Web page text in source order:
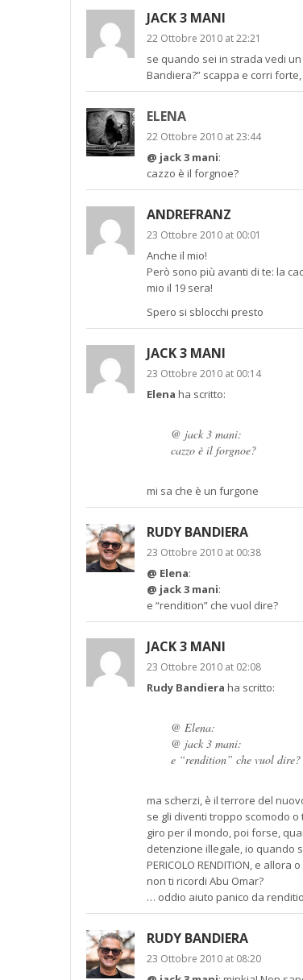
JACK 3 MANI
22 Ottobre 2010 at 22:21
se quando sei in strada vedi
Bandiera?” scappa e corri
ELENA
22 Ottobre 2010 at 23:44
@ jack 3 mani:
cazzo è il forgnoe?
ANDREFRANZ
23 Ottobre 2010 at 00:01
Anche il mio!
Però sono più avanti di te: la
mio il 19 sera!
Spero si sblocchi presto
JACK 3 MANI
23 Ottobre 2010 at 00:14
Elena ha scritto:
@ jack 3 mani:
cazzo è il forgnoe?
mi sa che è un furgone
RUDY BANDIERA
23 Ottobre 2010 at 00:38
@ Elena:
@ jack 3 mani:
e “rendition” che vuol dire?
JACK 3 MANI
23 Ottobre 2010 at 02:08
Rudy Bandiera ha scritto:
@ Elena:
@ jack 3 mani:
e “rendition” che vuol dire?
ma scherzi, è il terrore del
se gli diventi troppo scomodo
giro per il mondo, poi forse,
detenzione illegale, io quando
PERICOLO RENDITION, e
non ti ricordi Abu Omar?
… oddio aiuto panico da
RUDY BANDIERA
23 Ottobre 2010 at 08:20